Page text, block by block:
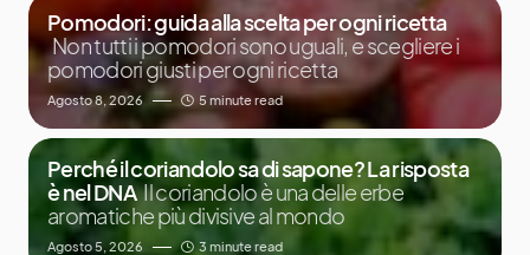
Pomodori: guida alla scelta per ogni ricetta
Non tutti i pomodori sono uguali, e scegliere i
pomodori giusti per ogni ricetta
Agosto 8, 2026 5 minute read
Perché il coriandolo sa di sapone? La risposta
è nel DNA Il coriandolo è una delle erbe
aromatiche più divisive al mondo
Agosto 5, 2026 3 minute read